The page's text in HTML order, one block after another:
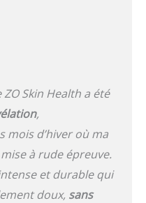
Skin Health a été
,
d’hiver où ma
à rude épreuve.
et durable qui
doux, sans